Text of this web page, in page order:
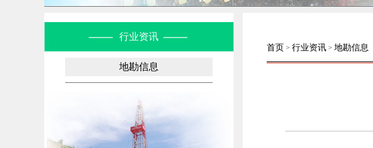
行业资讯
地勘信息
首页 > 行业资讯> 地勘信息